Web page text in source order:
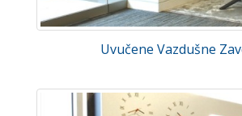
Uvučene Vazdušne